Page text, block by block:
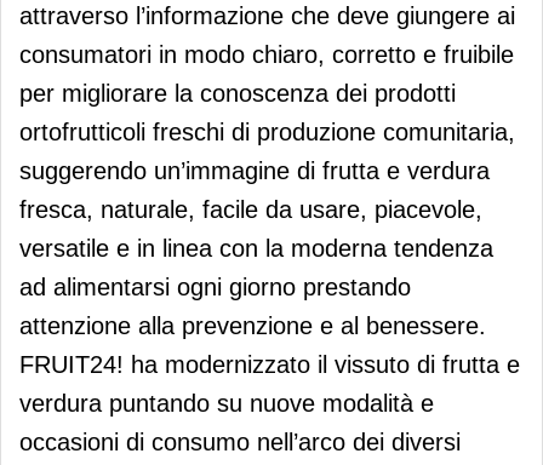
attraverso l’informazione che deve giungere ai
consumatori in modo chiaro, corretto e fruibile
per migliorare la conoscenza dei prodotti
ortofrutticoli freschi di produzione comunitaria,
suggerendo un’immagine di frutta e verdura
fresca, naturale, facile da usare, piacevole,
versatile e in linea con la moderna tendenza
ad alimentarsi ogni giorno prestando
attenzione alla prevenzione e al benessere.
FRUIT24! ha modernizzato il vissuto di frutta e
verdura puntando su nuove modalità e
occasioni di consumo nell’arco dei diversi